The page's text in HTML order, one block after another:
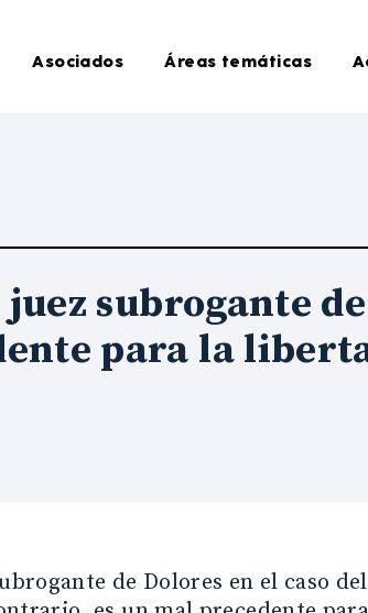
Asociados Áreas temáticas
subrogante de
para la
de Dolores en el caso